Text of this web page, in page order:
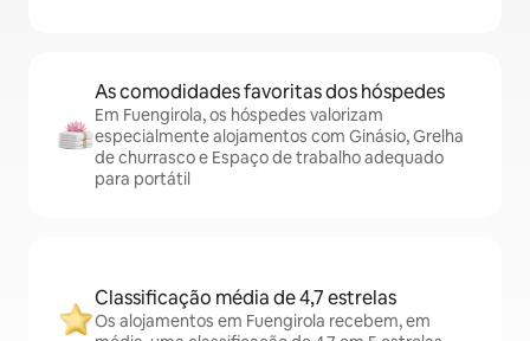
As comodidades favoritas dos hóspedes
Em Fuengirola, os hóspedes valorizam
especialmente alojamentos com Ginásio, Grelha
de churrasco e Espaço de trabalho adequado
para portátil
Classificação média de 4,7 estrelas
Os alojamentos em Fuengirola recebem, em